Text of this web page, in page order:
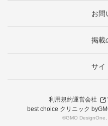
お問
掲載
サイ
利用規約運営会社
best choice クリニック
©GMO DesignOne,